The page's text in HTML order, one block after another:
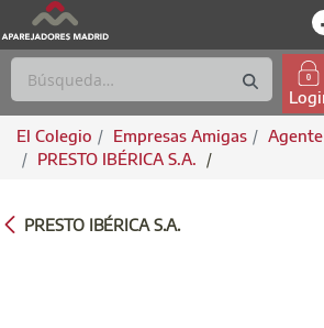
El Colegio
Empresas Amigas
PRESTO IBÉRICA S.A.
/
PRESTO IBÉRICA S.A.
PRESTO IBÉRICA S.A.